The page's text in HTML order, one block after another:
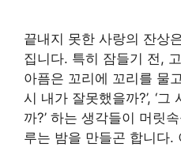
끝내지 못한 사랑의 잔상
집니다. 특히 잠들기 전,
아픔은 꼬리에 꼬리를 물
시 내가 잘못했을까?’, ‘
까?’ 하는 생각들이 머릿
루는 밤을 만들곤 합니다.